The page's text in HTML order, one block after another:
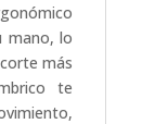
mano, lo
más
te